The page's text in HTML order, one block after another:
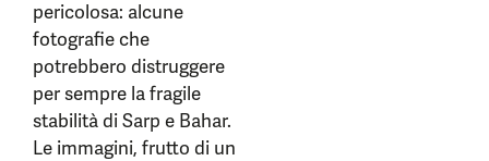
pericolosa: alcune
fotografie che
potrebbero distruggere
per sempre la fragile
stabilità di Sarp e Bahar.
Le immagini, frutto di un